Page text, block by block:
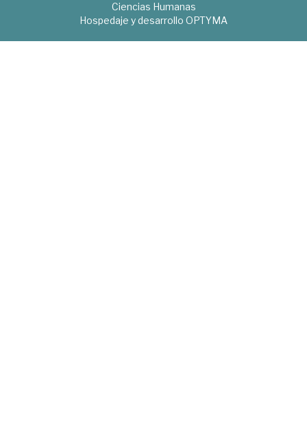
Ciencias Humanas
Hospedaje y desarrollo OPTYMA